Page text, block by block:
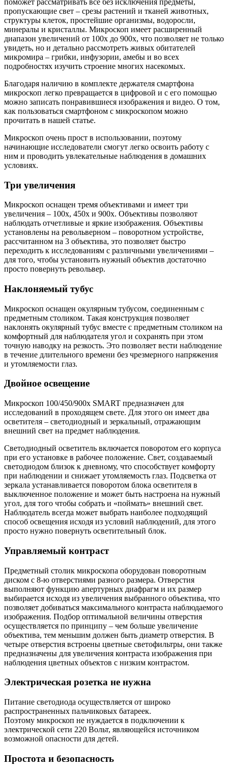
пропускающие свет – срезы растений и тканей животных,
структуры клеток, простейшие организмы, водоросли,
минералы и кристаллы. Микроскоп имеет расширенный
диапазон увеличений от 100х до 900х, что позволяет не только
увидеть, но и детально рассмотреть живых обитателей
микромира – грибки, инфузории, амебы и во всех
подробностях изучить строение многих насекомых.
Благодаря наличию в комплекте держателя смартфона
микроскоп легко превращается в цифровой и с его помощью
можно записать понравившиеся изображения и видео. О том,
как пользоваться смартфоном с микроскопом можно
прочитать в нашей статье.
Микроскоп очень прост в использовании, поэтому
начинающие исследователи смогут легко освоить работу с
ним и проводить увлекательные наблюдения в домашних
условиях.
Три увеличения
Микроскоп оснащен тремя объективами и имеет три
увеличения – 100х, 450х и 900х. Объективы позволяют
наблюдать отчетливые и яркие изображения. Объективы
установлены на револьверном – поворотном устройстве,
рассчитанном на 3 объектива, это позволяет быстро
переходить к исследованиям с различными увеличениями –
для того, чтобы установить нужный объектив достаточно
просто повернуть револьвер.
Наклоняемый тубус
Микроскоп оснащен окулярным тубусом, соединенным с
предметным столиком. Такая конструкция позволяет
наклонять окулярный тубус вместе с предметным столиком на
комфортный для наблюдателя угол и сохранять при этом
точную наводку на резкость. Это позволяет вести наблюдение
в течение длительного времени без чрезмерного напряжения
и утомляемости глаз.
Двойное освещение
Микроскоп 100/450/900x SMART предназначен для
исследований в проходящем свете. Для этого он имеет два
осветителя – светодиодный и зеркальный, отражающим
внешний свет на предмет наблюдения.
Светодиодный осветитель включается поворотом его корпуса
при его установке в рабочее положение. Свет, создаваемый
светодиодом близок к дневному, что способствует комфорту
при наблюдении и снижает утомляемость глаз. Подсветка от
зеркала устанавливается поворотом блока осветителя в
выключенное положение и может быть настроена на нужный
угол, для того чтобы собрать и «поймать» внешний свет.
Наблюдатель всегда может выбрать наиболее подходящий
способ освещения исходя из условий наблюдений, для этого
просто нужно повернуть осветительный блок.
Управляемый контраст
Предметный столик микроскопа оборудован поворотным
диском с 8-ю отверстиями разного размера. Отверстия
выполняют функцию апертурных диафрагм и их размер
выбирается исходя из увеличения выбранного объектива, что
позволяет добиваться максимального контраста наблюдаемого
изображения. Подбор оптимальной величины отверстия
осуществляется по принципу – чем больше увеличение
объектива, тем меньшим должен быть диаметр отверстия. В
четыре отверстия встроены цветные светофильтры, они также
предназначены для увеличения контраста изображения при
наблюдения цветных объектов с низким контрастом.
Электрическая розетка не нужна
Питание светодиода осуществляется от широко
распространенных пальчиковых батареек.
Поэтому микроскоп не нуждается в подключении к
электрической сети 220 Вольт, являющейся источником
возможной опасности для детей.
Простота и безопасность